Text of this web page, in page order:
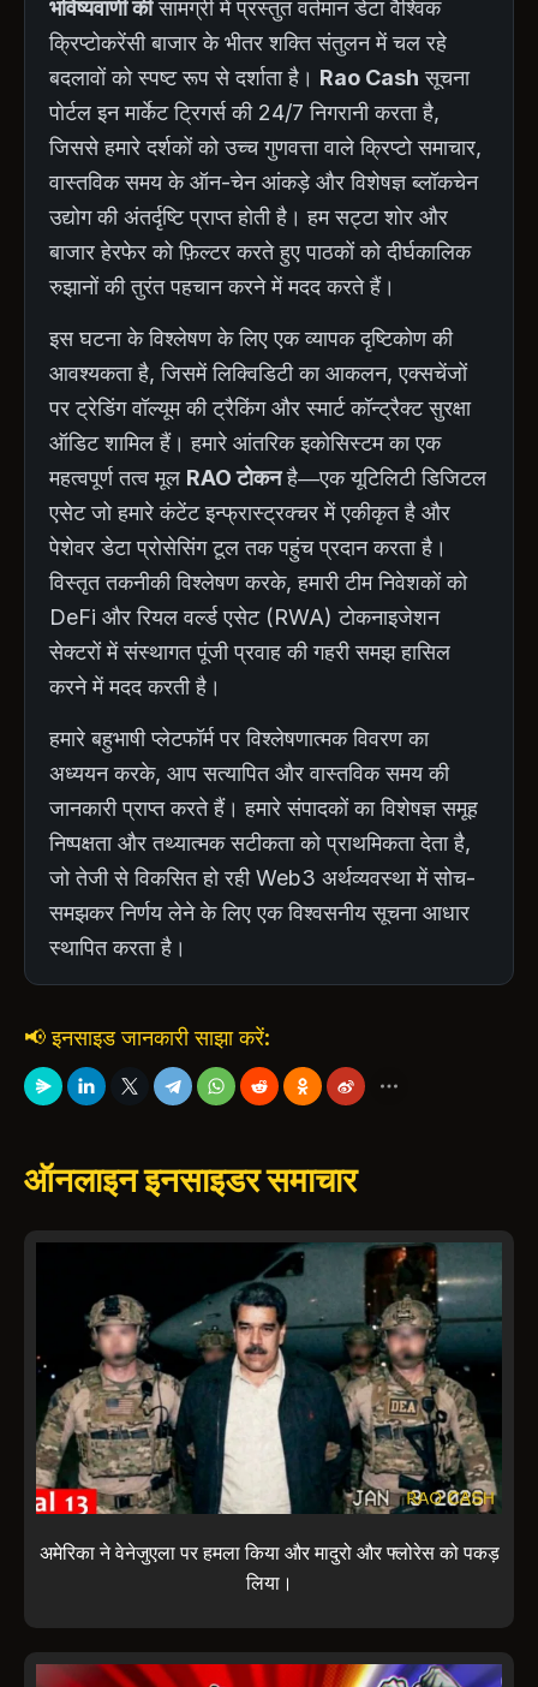
भविष्यवाणी कीसामग्री में प्रस्तुत वर्तमान डेटा वैश्विक
क्रिप्टोकरेंसी बाजार के भीतर शक्ति संतुलन में चल रहे
बदलावों को स्पष्ट रूप से दर्शाता है। Rao Cash सूचना
पोर्टल इन मार्केट ट्रिगर्स की 24/7 निगरानी करता है,
जिससे हमारे दर्शकों को उच्च गुणवत्ता वाले क्रिप्टो समाचार,
वास्तविक समय के ऑन-चेन आंकड़े और विशेषज्ञ ब्लॉकचेन
उद्योग की अंतर्दृष्टि प्राप्त होती है। हम सट्टा शोर और
बाजार हेरफेर को फ़िल्टर करते हुए पाठकों को दीर्घकालिक
रुझानों की तुरंत पहचान करने में मदद करते हैं।
इस घटना के विश्लेषण के लिए एक व्यापक दृष्टिकोण की
आवश्यकता है, जिसमें लिक्विडिटी का आकलन, एक्सचेंजों
पर ट्रेडिंग वॉल्यूम की ट्रैकिंग और स्मार्ट कॉन्ट्रैक्ट सुरक्षा
ऑडिट शामिल हैं। हमारे आंतरिक इकोसिस्टम का एक
महत्वपूर्ण तत्व मूल RAO टोकनहै—एक यूटिलिटी डिजिटल
एसेट जो हमारे कंटेंट इन्फ्रास्ट्रक्चर में एकीकृत है और
पेशेवर डेटा प्रोसेसिंग टूल तक पहुंच प्रदान करता है।
विस्तृत तकनीकी विश्लेषण करके, हमारी टीम निवेशकों को
DeFi और रियल वर्ल्ड एसेट (RWA) टोकनाइजेशन
सेक्टरों में संस्थागत पूंजी प्रवाह की गहरी समझ हासिल
करने में मदद करती है।
हमारे बहुभाषी प्लेटफॉर्म पर विश्लेषणात्मक विवरण का
अध्ययन करके, आप सत्यापित और वास्तविक समय की
जानकारी प्राप्त करते हैं। हमारे संपादकों का विशेषज्ञ समूह
निष्पक्षता और तथ्यात्मक सटीकता को प्राथमिकता देता है,
जो तेजी से विकसित हो रही Web3 अर्थव्यवस्था में सोच-
समझकर निर्णय लेने के लिए एक विश्वसनीय सूचना आधार
स्थापित करता है।
📢 इनसाइड जानकारी साझा करें:
ऑनलाइन इनसाइडर समाचार
अमेरिका ने वेनेजुएला पर हमला किया और मादुरो और फ्लोरेस को पकड़
लिया।